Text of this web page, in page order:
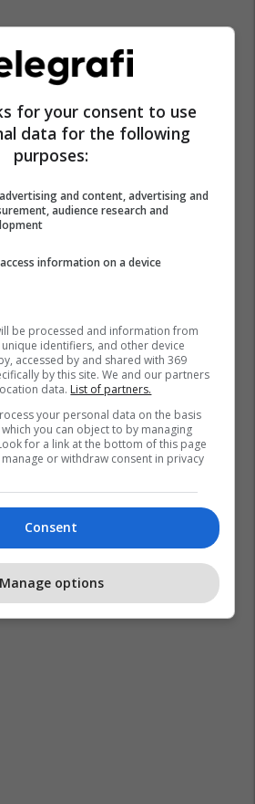
for your consent to use
data for the following
purposes:
and content, advertising and
audience research and
information on a device
be processed and information from
identifiers, and other device
accessed by and shared with 369
by this site. We and our partners
data. List of partners.
your personal data on the basis
you can object to by managing
for a link at the bottom of this page
or withdraw consent in privacy
Consent
Manage options